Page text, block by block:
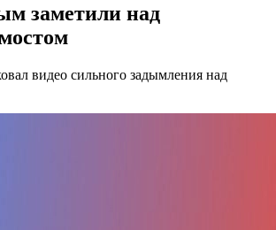
заметили над
видео сильного задымления над